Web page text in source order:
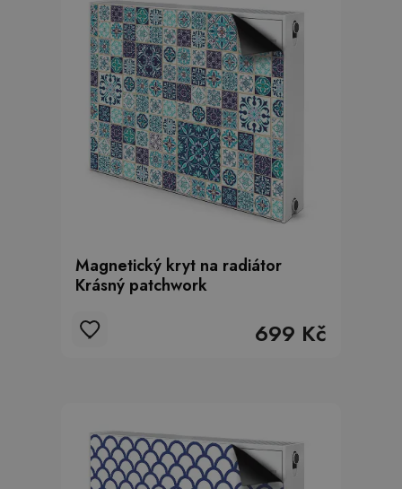
Magnetický kryt na radiátor
Krásný patchwork
699 Kč